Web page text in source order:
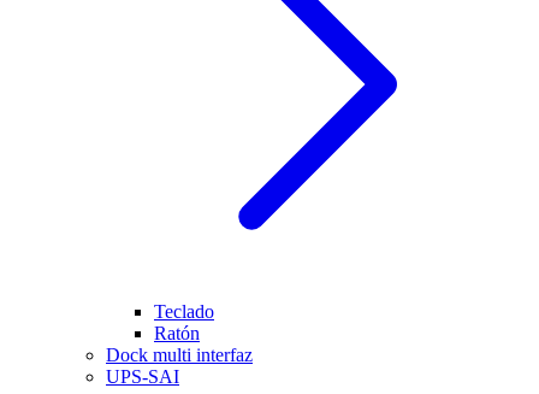
Teclado
Ratón
Dock multi interfaz
UPS-SAI